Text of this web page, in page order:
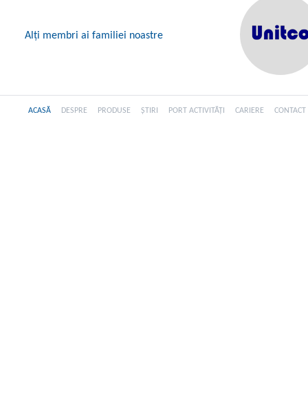
Alți membri ai familiei noastre
ACASĂ DESPRE PRODUSE ȘTIRI PORT ACTIVITĂȚI CARIERE CONTACT